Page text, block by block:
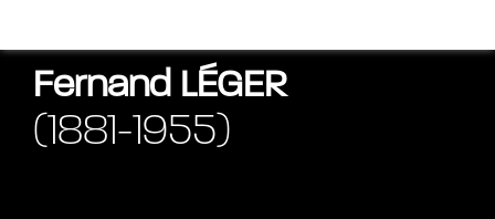
Fernand LÉGER
(1881-1955)